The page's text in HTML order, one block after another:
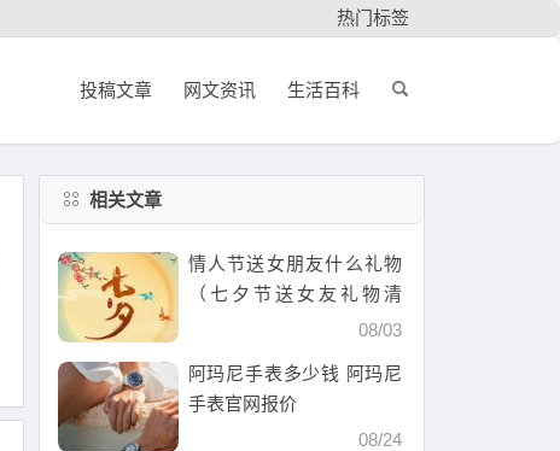
热门标签
投稿文章 网文资讯 生活百科
相关文章
情人节送女朋友什么礼物
（七夕节送女友礼物清
08/03
阿玛尼手表多少钱 阿玛尼
手表官网报价
08/24